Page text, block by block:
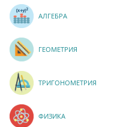
АЛГЕБРА
ГЕОМЕТРИЯ
ТРИГОНОМЕТРИЯ
ФИЗИКА